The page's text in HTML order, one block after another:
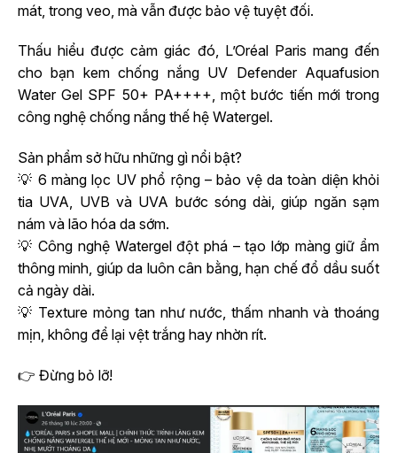
mát, trong veo, mà vẫn được bảo vệ tuyệt đối.
Thấu hiểu được cảm giác đó, L’Oréal Paris mang đến
cho bạn kem chống nắng UV Defender Aquafusion
Water Gel SPF 50+ PA++++, một bước tiến mới trong
công nghệ chống nắng thế hệ Watergel.
Sản phẩm sở hữu những gì nổi bật?
💡 6 màng lọc UV phổ rộng – bảo vệ da toàn diện khỏi
tia UVA, UVB và UVA bước sóng dài, giúp ngăn sạm
nám và lão hóa da sớm.
💡 Công nghệ Watergel đột phá – tạo lớp màng giữ ẩm
thông minh, giúp da luôn cân bằng, hạn chế đổ dầu suốt
cả ngày dài.
💡 Texture mỏng tan như nước, thấm nhanh và thoáng
mịn, không để lại vệt trắng hay nhờn rít.
👉 Đừng bỏ lỡ!